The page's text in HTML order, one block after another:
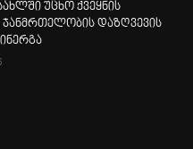
უცხო ქვეყნის
ჯანმრთელობის დაზღვევის